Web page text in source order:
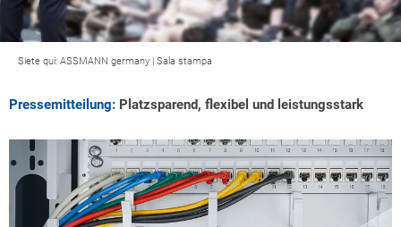
Siete qui: ASSMANN germany | Sala stampa
Pressemitteilung: Platzsparend, flexibel und leistungsstark